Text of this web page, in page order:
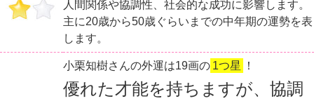
人間関係や協調性、社会的な成功に影響します。
主に20歳から50歳ぐらいまでの中年期の運勢を表
します。
小栗知樹さんの外運は19画の 1つ星 ！
優れた才能を持ちますが、協調